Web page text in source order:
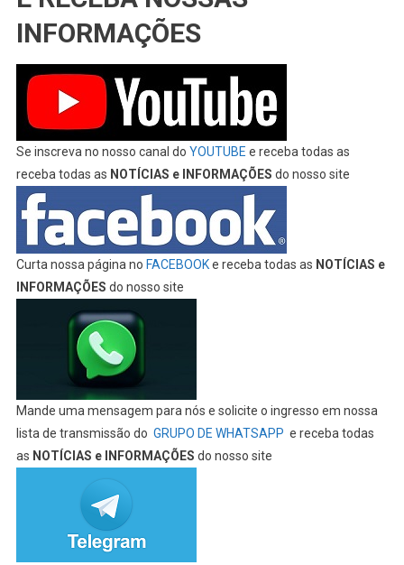
INFORMAÇÕES
Se inscreva no nosso canal do YOUTUBE e receba todas as
receba todas as NOTÍCIAS e INFORMAÇÕES do nosso site
Curta nossa página no FACEBOOKe receba todas as NOTÍCIAS e
INFORMAÇÕES do nosso site
Mande uma mensagem para nós e solicite o ingresso em nossa
lista de transmissão do GRUPO DE WHATSAPP e receba todas
as NOTÍCIAS e INFORMAÇÕES do nosso site